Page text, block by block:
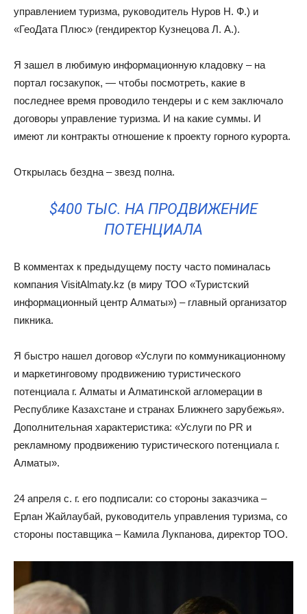
управлением туризма, руководитель Нуров Н. Ф.) и
«ГеоДата Плюс» (гендиректор Кузнецова Л. А.).
Я зашел в любимую информационную кладовку – на
портал госзакупок, — чтобы посмотреть, какие в
последнее время проводило тендеры и с кем заключало
договоры управление туризма. И на какие суммы. И
имеют ли контракты отношение к проекту горного курорта.
Открылась бездна – звезд полна.
$400 ТЫС. НА ПРОДВИЖЕНИЕ
ПОТЕНЦИАЛА
В комментах к предыдущему посту часто поминалась
компания VisitAlmaty.kz (в миру ТОО «Туристский
информационный центр Алматы») – главный организатор
пикника.
Я быстро нашел договор «Услуги по коммуникационному
и маркетинговому продвижению туристического
потенциала г. Алматы и Алматинской агломерации в
Республике Казахстане и странах Ближнего зарубежья».
Дополнительная характеристика: «Услуги по PR и
рекламному продвижению туристического потенциала г.
Алматы».
24 апреля с. г. его подписали: со стороны заказчика –
Ерлан Жайлаубай, руководитель управления туризма, со
стороны поставщика – Камила Лукпанова, директор ТОО.